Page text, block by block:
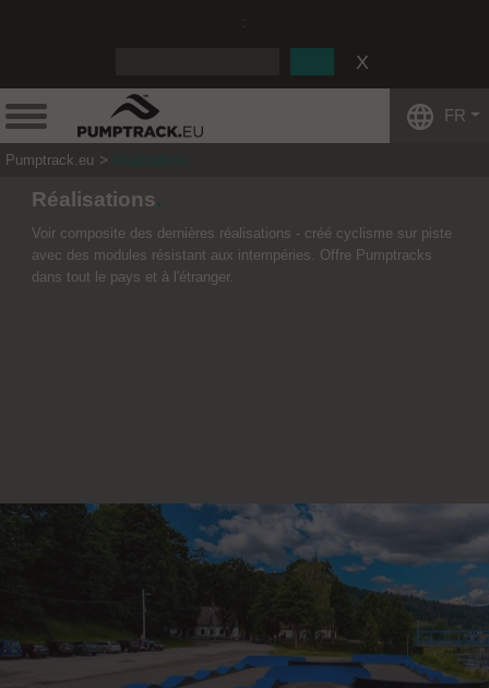
FR
Pumptrack.eu Réalisations
Réalisations
Voir composite des dernières réalisations - créé cyclisme sur piste
avec des modules résistant aux intempéries. Offre Pumptracks
dans tout le pays et à l'étranger.